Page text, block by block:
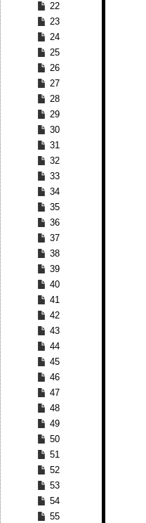
22
23
24
25
26
27
28
29
30
31
32
33
34
35
36
37
38
39
40
41
42
43
44
45
46
47
48
49
50
51
52
53
54
55